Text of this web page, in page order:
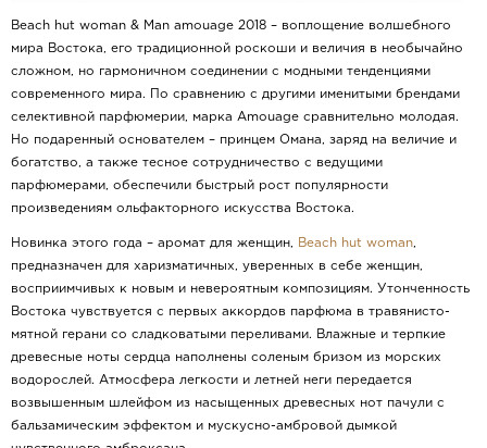
Beach hut woman & Man amouage 2018 – воплощение волшебного
мира Востока, его традиционной роскоши и величия в необычайно
сложном, но гармоничном соединении с модными тенденциями
современного мира. По сравнению с другими именитыми брендами
селективной парфюмерии, марка Amouage сравнительно молодая.
Но подаренный основателем – принцем Омана, заряд на величие и
богатство, а также тесное сотрудничество с ведущими
парфюмерами, обеспечили быстрый рост популярности
произведениям ольфакторного искусства Востока.
Новинка этого года – аромат для женщин, Beach hut woman,
предназначен для харизматичных, уверенных в себе женщин,
восприимчивых к новым и невероятным композициям. Утонченность
Востока чувствуется с первых аккордов парфюма в травянисто-
мятной герани со сладковатыми переливами. Влажные и терпкие
древесные ноты сердца наполнены соленым бризом из морских
водорослей. Атмосфера легкости и летней неги передается
возвышенным шлейфом из насыщенных древесных нот пачули с
бальзамическим эффектом и мускусно-амбровой дымкой